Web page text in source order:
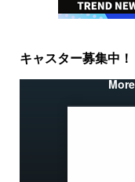
キャスター募集中！